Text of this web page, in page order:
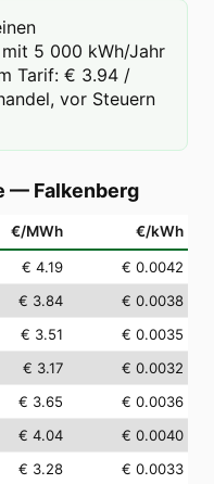
5 000 kWh/Jahr
Tarif: € 3.94 /
vor Steuern
— Falkenberg
€/MWh €/kWh
€ 4.19
€ 0.0042
€ 3.84
€ 0.0038
€ 3.51
€ 0.0035
€ 3.17
€ 0.0032
€ 3.65
€ 0.0036
€ 4.04
€ 0.0040
€ 3.28
€ 0.0033